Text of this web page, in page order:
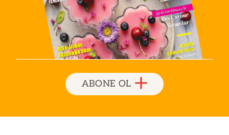
ABONE OL